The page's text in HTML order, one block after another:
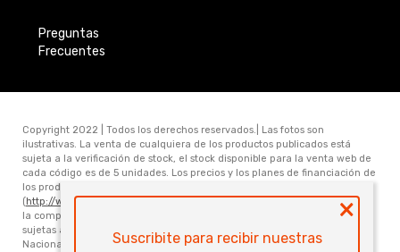
Preguntas
Frecuentes
×
Suscribite para recibir nuestras
Copyright 2022 | Todos los derechos reservados.| Las fotos son
ilustrativas. La venta de cualquiera de los productos publicados está
sujeta a la verificación de stock, el stock disponible para la venta web de
cada código es de 5 unidades. Los precios y los planes de financiación de
los productos publicados en www.electronicamegatonesrl.com
( http://www.electronicamegatonesrl.com
) son válidos únicamente para
la compra online. Las especificaciones técnicas y descripciones están
sujetas a cambios sin previo aviso. Electrónica Megatone S.R.L. Ruta
Nacional Nro 168 Km 473.6 (3000) Santa Fe. Provincia de Santa Fe